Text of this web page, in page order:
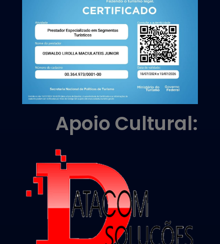
Apoio Cultural: